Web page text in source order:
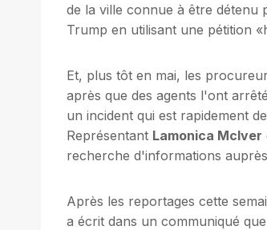
de la ville connue à être détenu
Trump en utilisant une pétition
Et, plus tôt en mai, les
après que des agents l'ont
un incident qui est rapidement
Représentant Lamonica McIver
recherche d'informations
Après les reportages cette
a écrit dans un communiqué